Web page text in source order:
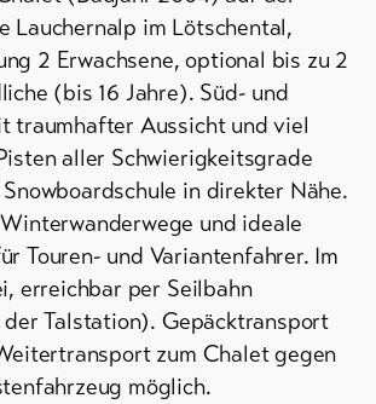
Lauchernalp im Lötschental,
2 Erwachsene, optional bis zu 2
(bis 16 Jahre). Süd- und
traumhafter Aussicht und viel
aller Schwierigkeitsgrade
in direkter Nähe.
und ideale
Touren- und Variantenfahrer. Im
erreichbar per Seilbahn
Talstation). Gepäcktransport
zum Chalet gegen
möglich.